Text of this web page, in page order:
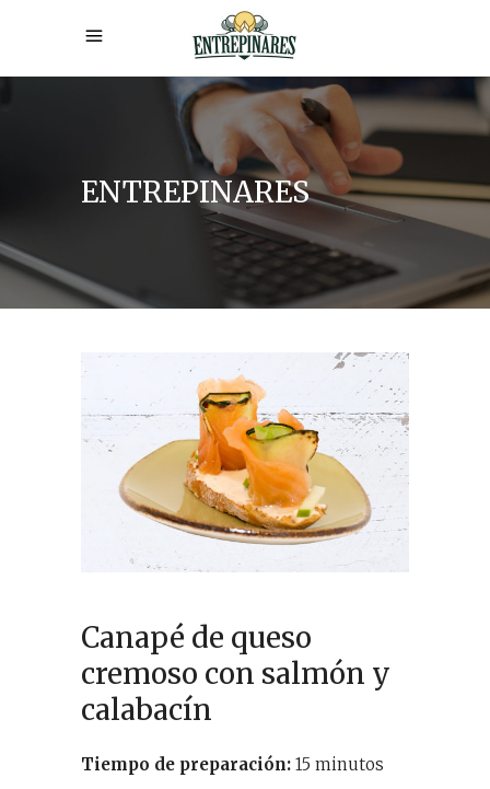
ENTREPINARES
Canapé de queso
cremoso con salmón y
calabacín
Tiempo de preparación: 15 minutos